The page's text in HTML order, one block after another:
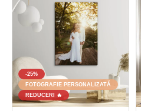
-25%
FOTOGRAFIE PERSONALIZATĂ
REDUCERI 🔥